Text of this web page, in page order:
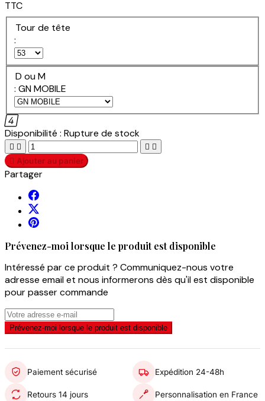
TTC
Tour de tête
:
D ou M
: GN MOBILE

Disponibilité : Rupture de stock
   
 Ajouter au panier
Partager
Prévenez-moi lorsque le produit est disponible
Intéressé par ce produit ? Communiquez-nous votre
adresse email et nous informerons dès qu'il est disponible
pour passer commande
Prévenez-moi lorsque le produit est disponible
Paiement sécurisé Expédition 24-48h
Retours 14 jours Personnalisation en France